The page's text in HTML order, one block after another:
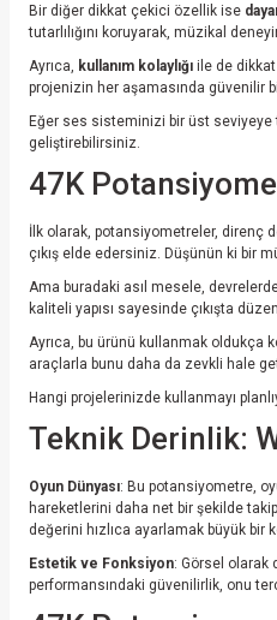
Bir diğer dikkat çekici özellik ise
tutarlılığını koruyarak, müzikal
Ayrıca,
kullanım kolaylığı ile de
projenizin her aşamasında güvenilir
Eğer ses sisteminizi bir üst seviyeye
geliştirebilirsiniz.
47K
İlk olarak, potansiyometreler, direnç
çıkış elde edersiniz. Düşünün ki bir
Ama buradaki asıl mesele,
kaliteli yapısı sayesinde çıkışta
Ayrıca, bu ürünü kullanmak oldukça
araçlarla bunu daha da zevkli hale
Hangi projelerinizde kullanmayı
Teknik Derinlik:
Oyun Dünyası: Bu potansiyometre,
hareketlerini daha net bir şekilde
değerini hızlıca ayarlamak büyük bir
Estetik ve Fonksiyon: Görsel olarak
performansındaki güvenilirlik, onu